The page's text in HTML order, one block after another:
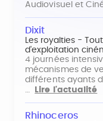
Audiovisuel et
Dixit
Les royalties -
d'exploitation
4 journées
mécanismes de
différents ayants
…
Lire l'actualité
Rhinoceros